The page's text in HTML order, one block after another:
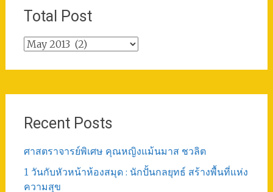
Total Post
Total
Recent Posts
ศาสตราจารย์พิเศษ คุณหญิงแม้นมาส ชวลิต
1 วันกับหัวหน้าห้องสมุด : นักปั้นกลยุทธ์ สร้างพื้นที่แห่ง
ความสุข